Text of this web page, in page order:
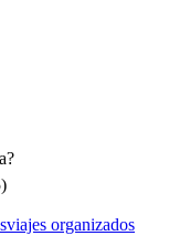
)
viajes organizados